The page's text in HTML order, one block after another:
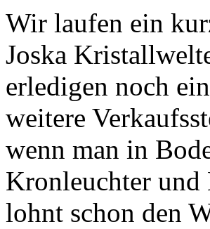
Wir laufen ein
Joska
erledigen noch
weitere
wenn man in
Kronleuchter und
lohnt schon den